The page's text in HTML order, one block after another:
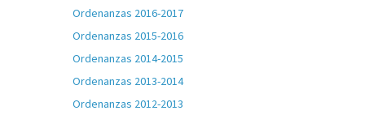
Ordenanzas 2016-2017
Ordenanzas 2015-2016
Ordenanzas 2014-2015
Ordenanzas 2013-2014
Ordenanzas 2012-2013